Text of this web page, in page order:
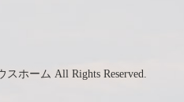
スホーム All Rights Reserved.